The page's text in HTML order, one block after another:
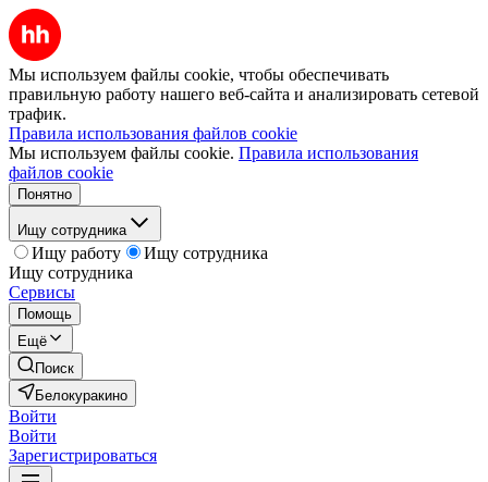
Мы используем файлы cookie, чтобы обеспечивать
правильную работу нашего веб-сайта и анализировать сетевой
трафик.
Правила использования файлов cookie
Мы используем файлы cookie. Правила использования
файлов cookie
Понятно
Ищу сотрудника
Ищу работу
Ищу сотрудника
Ищу сотрудника
Сервисы
Помощь
Ещё
Поиск
Белокуракино
Войти
Войти
Зарегистрироваться